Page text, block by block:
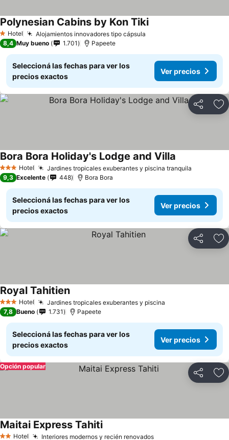
1 Estrellas
Hotel Alojamientos innovadores tipo cápsula
Polynesian Cabins by Kon Tiki
8,4 Muy bueno 1.701 Papeete
Seleccioná las fechas para ver los
precios exactos
Ver precios
Compartir
3 Estrellas
Hotel Jardines tropicales exuberantes y piscina tranquila
Bora Bora Holiday's Lodge and Villa
9,3 Excelente 448 Bora Bora
Seleccioná las fechas para ver los
precios exactos
Ver precios
Compartir
3 Estrellas
Hotel Jardines tropicales exuberantes y piscina
Royal Tahitien
7,8 Bueno 1.731 Papeete
Seleccioná las fechas para ver los
precios exactos
Ver precios
Compartir
Opción popular
Hotel Interiores modernos y recién renovados
Maitai Express Tahiti